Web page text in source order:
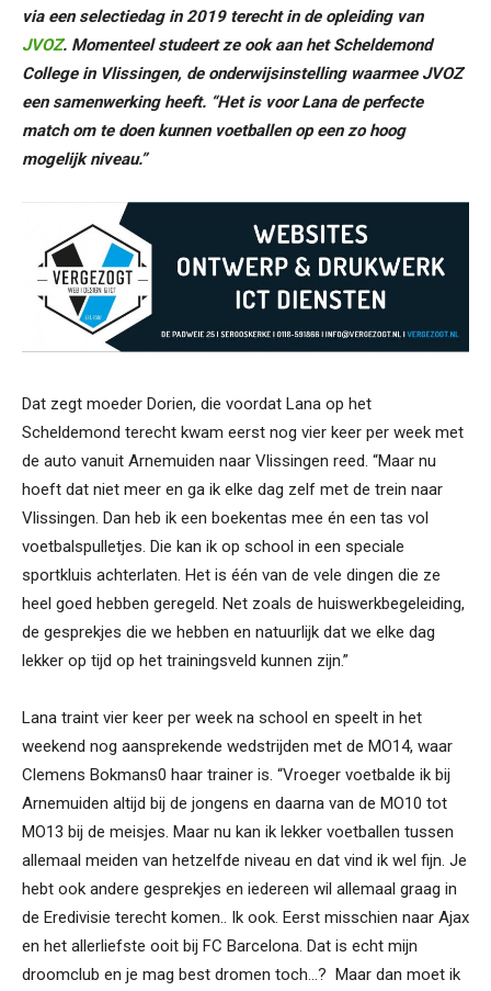
via een selectiedag in 2019 terecht in de opleiding van
JVOZ. Momenteel studeert ze ook aan het Scheldemond
College in Vlissingen, de onderwijsinstelling waarmee JVOZ
een samenwerking heeft. “Het is voor Lana de perfecte
match om te doen kunnen voetballen op een zo hoog
mogelijk niveau.”
Dat zegt moeder Dorien, die voordat Lana op het
Scheldemond terecht kwam eerst nog vier keer per week met
de auto vanuit Arnemuiden naar Vlissingen reed. “Maar nu
hoeft dat niet meer en ga ik elke dag zelf met de trein naar
Vlissingen. Dan heb ik een boekentas mee én een tas vol
voetbalspulletjes. Die kan ik op school in een speciale
sportkluis achterlaten. Het is één van de vele dingen die ze
heel goed hebben geregeld. Net zoals de huiswerkbegeleiding,
de gesprekjes die we hebben en natuurlijk dat we elke dag
lekker op tijd op het trainingsveld kunnen zijn.”
Lana traint vier keer per week na school en speelt in het
weekend nog aansprekende wedstrijden met de MO14, waar
Clemens Bokmans0 haar trainer is. “Vroeger voetbalde ik bij
Arnemuiden altijd bij de jongens en daarna van de MO10 tot
MO13 bij de meisjes. Maar nu kan ik lekker voetballen tussen
allemaal meiden van hetzelfde niveau en dat vind ik wel fijn. Je
hebt ook andere gesprekjes en iedereen wil allemaal graag in
de Eredivisie terecht komen.. Ik ook. Eerst misschien naar Ajax
en het allerliefste ooit bij FC Barcelona. Dat is echt mijn
droomclub en je mag best dromen toch…? Maar dan moet ik